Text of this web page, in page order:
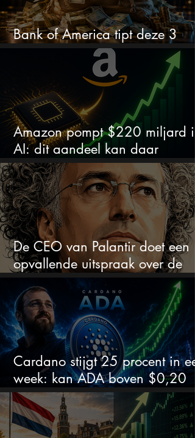
Bank of America tipt deze 3
chipaandelen
Amazon pompt $220 miljard in
AI: dit aandeel kan daar
explosief van profiteren
De CEO van Palantir doet een
opvallende uitspraak over de
beurs
Cardano stijgt 25 procent in
week: kan ADA boven $0,20
blijven?